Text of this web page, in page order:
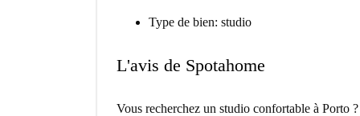
Type de bien: studio
L'avis de Spotahome
Vous recherchez un studio confortable à Porto